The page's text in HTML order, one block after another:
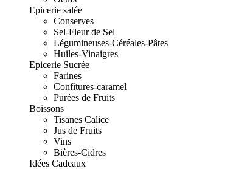
Epicerie salée
Conserves
Sel-Fleur de Sel
Légumineuses-Céréales-Pâtes
Huiles-Vinaigres
Epicerie Sucrée
Farines
Confitures-caramel
Purées de Fruits
Boissons
Tisanes Calice
Jus de Fruits
Vins
Bières-Cidres
Idées Cadeaux